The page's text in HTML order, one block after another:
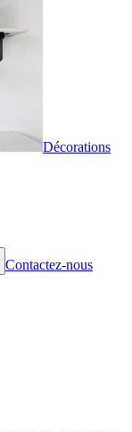
Décorations
Contactez-nous